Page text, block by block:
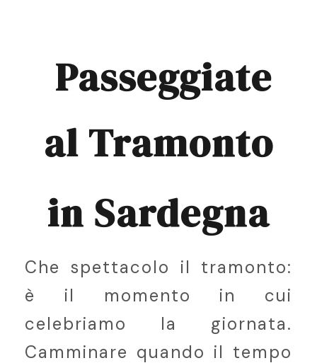
Passeggiate
al Tramonto
in Sardegna
Che spettacolo il tramonto:
è il momento in cui
celebriamo la giornata.
Camminare quando il tempo